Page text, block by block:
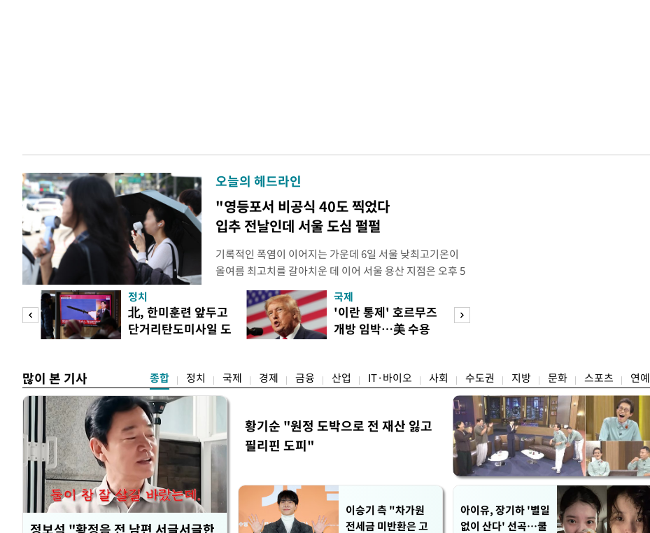
오늘의 헤드라인
"영등포서 비공식 40도 찍었다
입추 전날인데 서울 도심 펄펄
기록적인 폭염이 이어지는 가운데 6일 서울 낮최고기온이
올여름 최고치를 갈아치운 데 이어 서울 용산 지점은 오후 5
시15분 39.9도까지 치솟으며 40도 턱밑까지 육박했다. 기상
청에 따르면 이날 오후 4시5분 서울 낮최고기온은 종관기상
관측(ASOS) 기준 37.9도까지 올라 올여름 최고 기록을 경신
했다. 관측 이래 역대 5위에 해당하는 수치
정치
北, 한미훈련 앞두고
단거리탄도미사일 도
국제
'이란 통제' 호르무즈
개방 임박…美 수용
많이 본 기사 종합 정치 국제 경제 금융 산업 IT·바이오 사회 수도권 지방 문화 스포츠 연예
정보석 "황정음 전 남편 서글서글한
황기순 "원정 도박으로 전 재산 잃고
필리핀 도피"
이승기 측 "차가원
전세금 미반환은 고
아이유, 장기하 '별일
없이 산다' 선곡…쿨